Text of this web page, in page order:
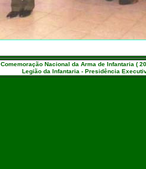
Comemoração Nacional da Arma de Infantaria (
Legião da Infantaria - Presidência